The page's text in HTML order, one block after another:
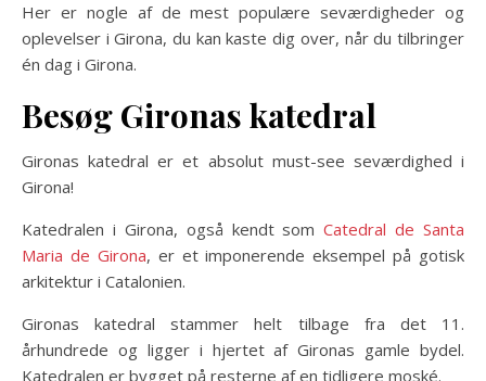
Her er nogle af de mest populære seværdigheder og
oplevelser i Girona, du kan kaste dig over, når du tilbringer
én dag i Girona.
Besøg Gironas katedral
Gironas katedral er et absolut must-see seværdighed i
Girona!
Katedralen i Girona, også kendt somCatedral de Santa
Maria de Girona, er et imponerende eksempel på gotisk
arkitektur i Catalonien.
Gironas katedral stammer helt tilbage fra det 11.
århundrede og ligger i hjertet af Gironas gamle bydel.
Katedralen er bygget på resterne af en tidligere moské.